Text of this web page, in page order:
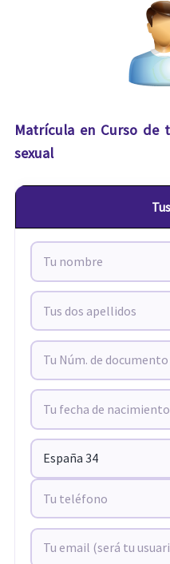
Matrícula en Curso de
sexual